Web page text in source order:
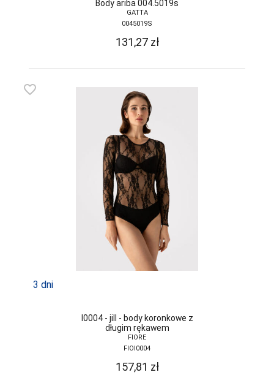
Body ariba 004.5019s
GATTA
0045019S
131,27 zł
favorite_border
3 dni
I0004 - jill - body koronkowe z
długim rękawem
FIORE
FIOI0004
157,81 zł